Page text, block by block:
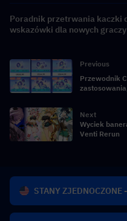
Poradnik przetrwania kaczki
wskazówki dla nowych graczy
Previous
Przewodnik
Next
Wyciek
Venti Rerun
STANY ZJEDNOCZONE